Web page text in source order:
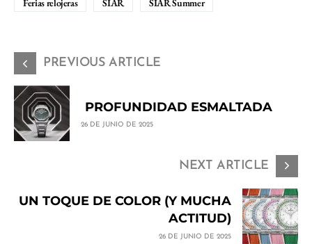
Ferias relojeras SIAR SIAR Summer
PREVIOUS ARTICLE
PROFUNDIDAD ESMALTADA
26 DE JUNIO DE 2025
NEXT ARTICLE
UN TOQUE DE COLOR (Y MUCHA
ACTITUD)
26 DE JUNIO DE 2025